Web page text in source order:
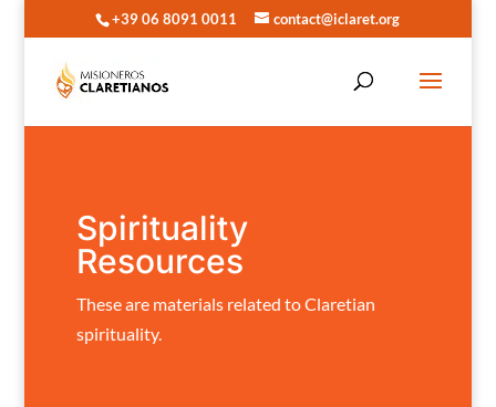
+39 06 8091 0011 contact@iclaret.org
Spirituality
Resources
These are materials related to Claretian
spirituality.